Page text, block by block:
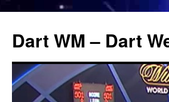
springen
Dart WM – Dart